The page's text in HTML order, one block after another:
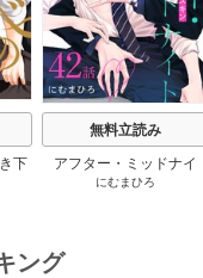
下
】
無料立読み
アフター・ミッドナイ
ト・スキン［ばら売り］
にむまひろ
ング